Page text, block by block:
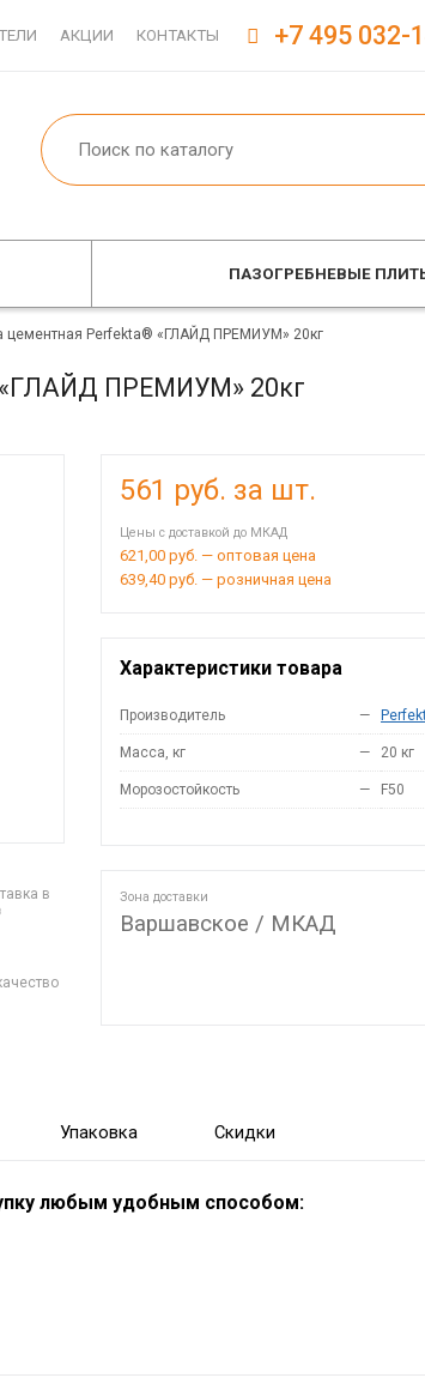
АКЦИИ КОНТАКТЫ +7 495 032-
ПАЗОГРЕБНЕВЫЕ
цементная Perfekta® «ГЛАЙД ПРЕМИУМ» 20кг
ПРЕМИУМ» 20кг
в
561 руб. за шт.
Цены с доставкой до МКАД
621,00 руб. — оптовая цена
639,40 руб. — розничная цена
Характеристики товара
Производитель —
Масса, кг — 20 кг
Морозостойкость — F50
Зона доставки
Варшавское / МКАД
Упаковка Скидки
любым удобным способом: